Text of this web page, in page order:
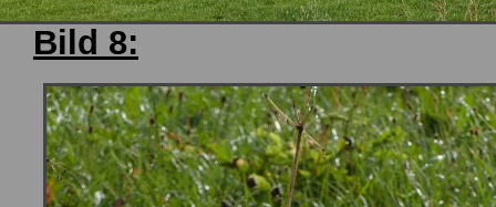
Bild 8: